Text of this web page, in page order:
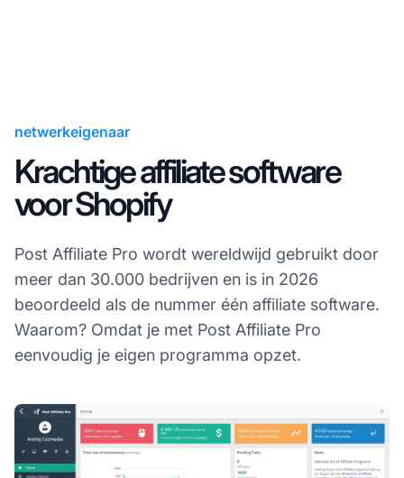
netwerkeigenaar
Krachtige affiliate software
voor Shopify
Post Affiliate Pro wordt wereldwijd gebruikt door
meer dan 30.000 bedrijven en is in 2026
beoordeeld als de nummer één affiliate software.
Waarom? Omdat je met Post Affiliate Pro
eenvoudig je eigen programma opzet.